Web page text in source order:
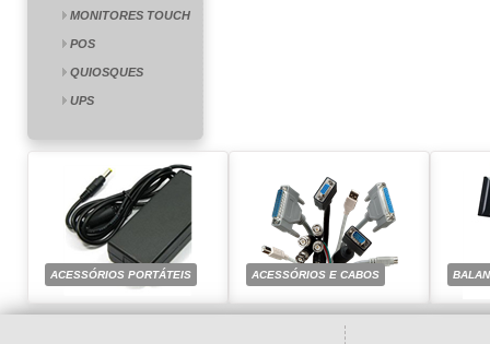
MONITORES TOUCH
POS
QUIOSQUES
UPS
ACESSÓRIOS PORTÁTEIS ACESSÓRIOS E CABOS